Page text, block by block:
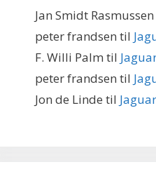
Jan Smidt Rasmussen
peter frandsen til
F. Willi Palm til
peter frandsen til
Jon de Linde til